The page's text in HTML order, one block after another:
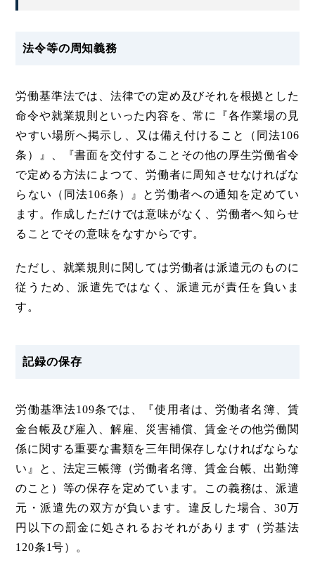
法令等の周知義務
労働基準法では、法律での定め及びそれを根拠とした
命令や就業規則といった内容を、常に『各作業場の見
やすい場所へ掲示し、又は備え付けること（同法106
条）』、『書面を交付することその他の厚生労働省令
で定める方法によつて、労働者に周知させなければな
らない（同法106条）』と労働者への通知を定めてい
ます。作成しただけでは意味がなく、労働者へ知らせ
ることでその意味をなすからです。
ただし、就業規則に関しては労働者は派遣元のものに
従うため、派遣先ではなく、派遣元が責任を負いま
す。
記録の保存
労働基準法109条では、『使用者は、労働者名簿、賃
金台帳及び雇入、解雇、災害補償、賃金その他労働関
係に関する重要な書類を三年間保存しなければならな
い』と、法定三帳簿（労働者名簿、賃金台帳、出勤簿
のこと）等の保存を定めています。この義務は、派遣
元・派遣先の双方が負います。違反した場合、30万
円以下の罰金に処されるおそれがあります（労基法
120条1号）。